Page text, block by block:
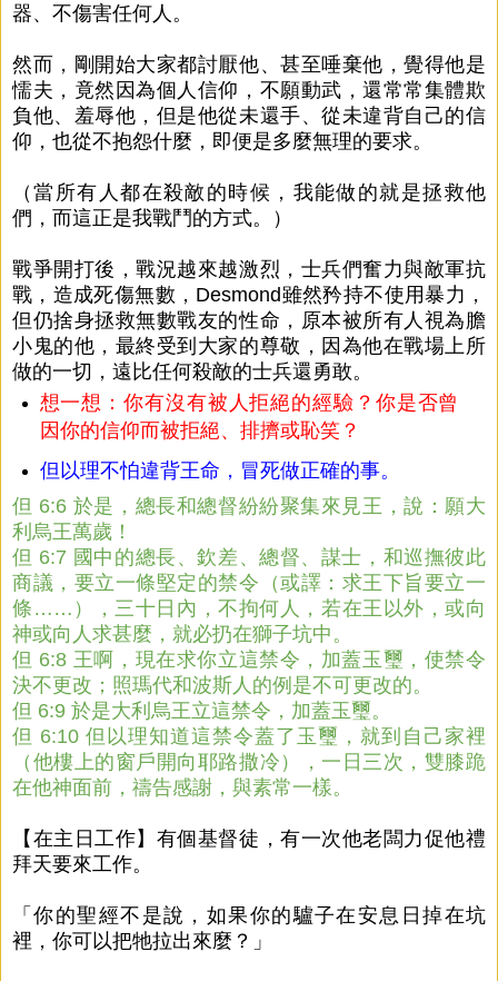
器、不傷害任何人。
然而，剛開始大家都討厭他、甚至唾棄他，覺得他是
懦夫，竟然因為個人信仰，不願動武，還常常集體欺
負他、羞辱他，但是他從未還手、從未違背自己的信
仰，也從不抱怨什麼，即便是多麼無理的要求。
（當所有人都在殺敵的時候，我能做的就是拯救他
們，而這正是我戰鬥的方式。）
戰爭開打後，戰況越來越激烈，士兵們奮力與敵軍抗
戰，造成死傷無數，Desmond雖然矜持不使用暴力，
但仍捨身拯救無數戰友的性命，原本被所有人視為膽
小鬼的他，最終受到大家的尊敬，因為他在戰場上所
做的一切，遠比任何殺敵的士兵還勇敢。
想一想：你有沒有被人拒絕的經驗？你是否曾
因你的信仰而被拒絕、排擠或恥笑？
但以理不怕違背王命，冒死做正確的事。
但 6:6 於是，總長和總督紛紛聚集來見王，說：願大
利烏王萬歲！
但 6:7 國中的總長、欽差、總督、謀士，和巡撫彼此
商議，要立一條堅定的禁令（或譯：求王下旨要立一
條……），三十日內，不拘何人，若在王以外，或向
神或向人求甚麼，就必扔在獅子坑中。
但 6:8 王啊，現在求你立這禁令，加蓋玉璽，使禁令
決不更改；照瑪代和波斯人的例是不可更改的。
但 6:9 於是大利烏王立這禁令，加蓋玉璽。
但 6:10 但以理知道這禁令蓋了玉璽，就到自己家裡
（他樓上的窗戶開向耶路撒冷），一日三次，雙膝跪
在他神面前，禱告感謝，與素常一樣。
【在主日工作】有個基督徒，有一次他老闆力促他禮
拜天要來工作。
「你的聖經不是說，如果你的驢子在安息日掉在坑
裡，你可以把牠拉出來麼？」